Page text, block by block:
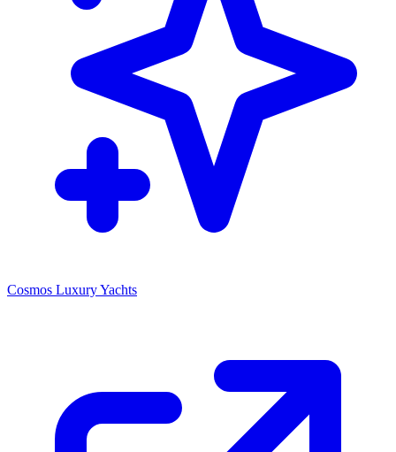
Cosmos Luxury Yachts